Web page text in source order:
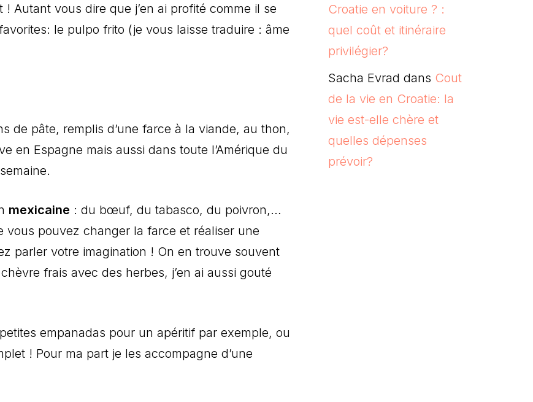
Autant vous dire que j’en ai profité comme il se
le pulpo frito (je vous laisse traduire : âme
de pâte, remplis d’une farce à la viande, au thon,
en Espagne mais aussi dans toute l’Amérique du
mexicaine : du bœuf, du tabasco, du poivron,…
vous pouvez changer la farce et réaliser une
parler votre imagination ! On en trouve souvent
frais avec des herbes, j’en ai aussi gouté
empanadas pour un apéritif par exemple, ou
! Pour ma part je les accompagne d’une
Croatie en voiture ? :
quel coût et itinéraire
privilégier?
Sacha Evrad dans Cout
de la vie en Croatie: la
vie est-elle chère et
quelles dépenses
prévoir?